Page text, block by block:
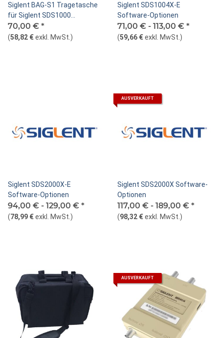
Siglent BAG-S1 Tragetasche
für Siglent SDS1000
Oszilloskope
70,00 € *
(58,82 €exkl. MwSt. )
Siglent SDS1004X-E
Software-Optionen
71,00 € - 113,00 € *
(59,66 €exkl. MwSt. )
Siglent SDS2000X-E
Software-Optionen
94,00 € - 129,00 € *
(78,99 €exkl. MwSt. )
AUSVERKAUFT
Siglent SDS2000X Software-
Optionen
117,00 € - 189,00 € *
(98,32 €exkl. MwSt. )
AUSVERKAUFT